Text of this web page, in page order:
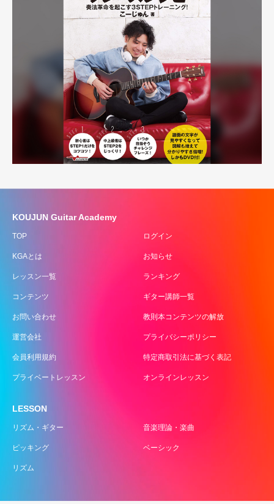
KOUJUN Guitar Academy
TOP ログイン
KGAとは お知らせ
レッスン一覧 ランキング
コンテンツ ギター講師一覧
お問い合わせ 教則本コンテンツの解放
運営会社 プライバシーポリシー
会員利用規約 特定商取引法に基づく表記
プライベートレッスン オンラインレッスン
LESSON
リズム・ギター 音楽理論・楽曲
ピッキング ベーシック
リズム